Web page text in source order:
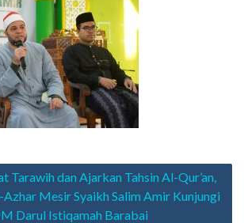
Tarawih dan Ajarkan Tahsin Al-Qur’an,
Mesir Syaikh Salim Amir Kunjungi
Darul Istiqamah Barabai